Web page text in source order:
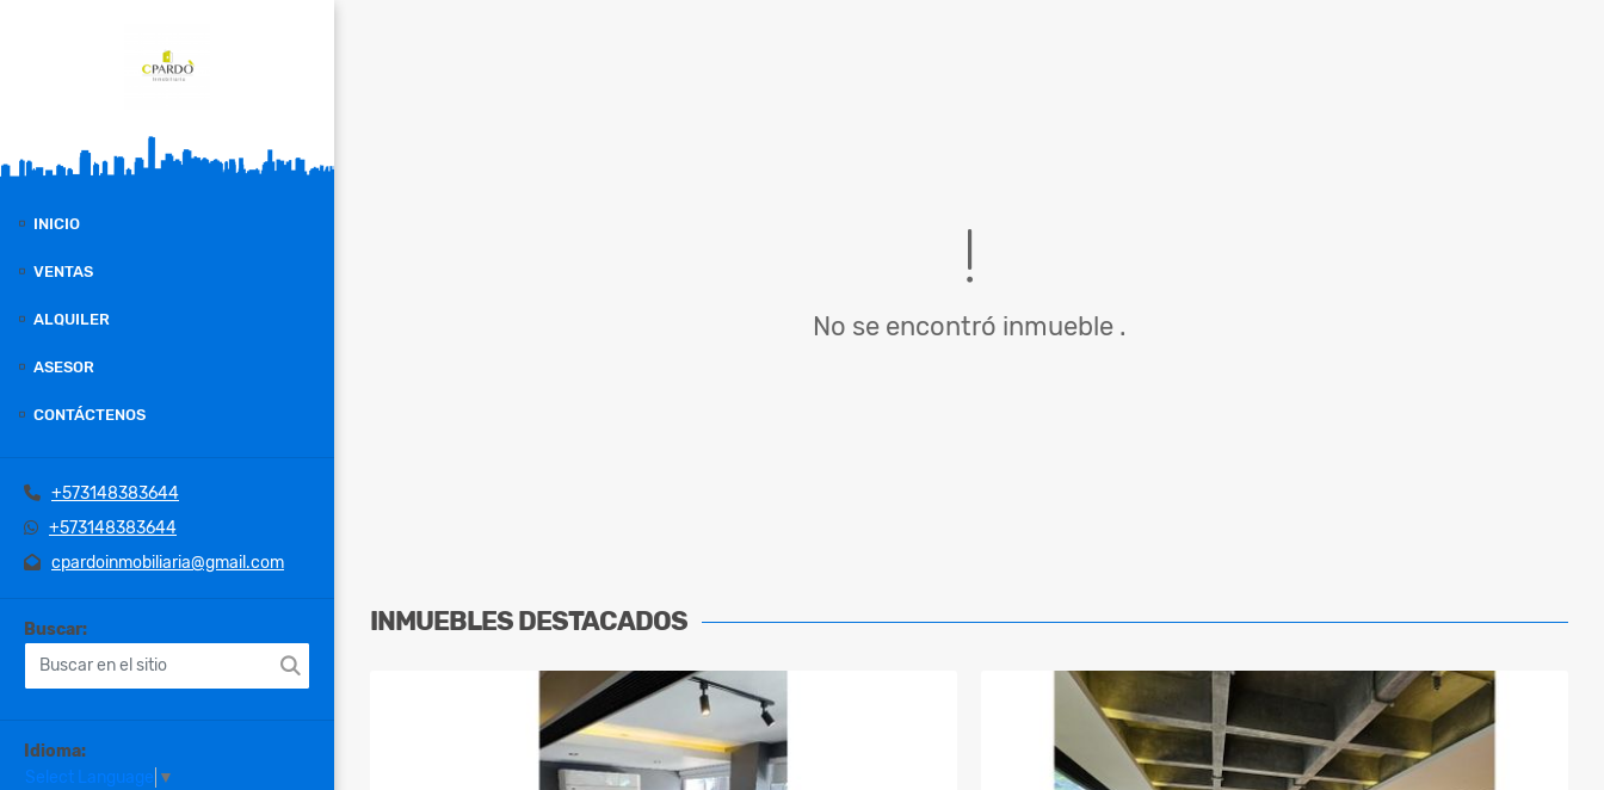
INICIO
VENTAS
ALQUILER
ASESOR
CONTÁCTENOS
+573148383644
+573148383644
cpardoinmobiliaria@gmail.com
Buscar:
Idioma:
Select Language ▼
No se encontró inmueble .
INMUEBLESDESTACADOS